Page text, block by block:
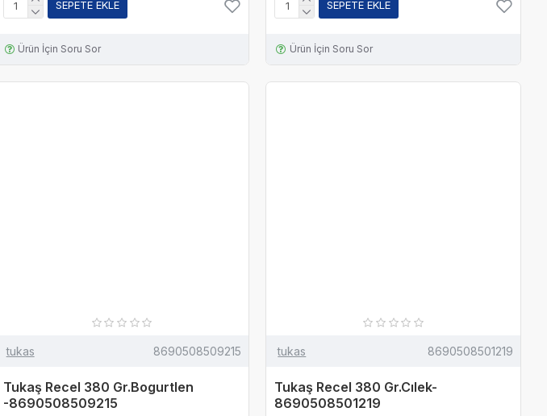
SEPETE EKLE
Ürün İçin Soru Sor
SEPETE EKLE
Ürün İçin Soru Sor
tukas 8690508509215
Tukaş Recel 380 Gr.Bogurtlen
-8690508509215
tukas 8690508501219
Tukaş Recel 380 Gr.Cılek-
8690508501219